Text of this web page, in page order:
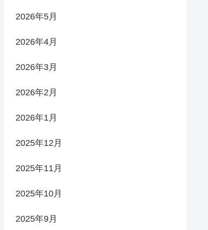
2026年5月
2026年4月
2026年3月
2026年2月
2026年1月
2025年12月
2025年11月
2025年10月
2025年9月